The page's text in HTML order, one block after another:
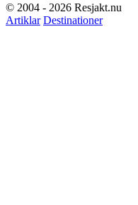
© 2004 - 2026 Resjakt.nu
Artiklar Destinationer